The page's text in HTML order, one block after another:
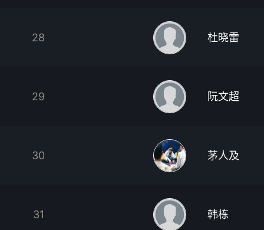
28 杜晓雷
29 阮文超
30 茅人及
31 韩栋